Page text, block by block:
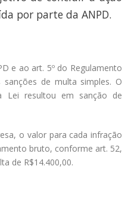
por parte da ANPD.
e ao art. 5º do Regulamento
sanções de multa simples. O
Lei resultou em sanção de
o valor para cada infração
bruto, conforme art. 52,
de R$14.400,00.